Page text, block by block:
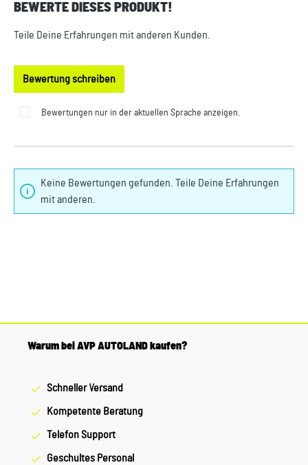
Durchschnittliche Bewertung von 0 von 5 Sternen
BEWERTE DIESES PRODUKT!
Teile Deine Erfahrungen mit anderen Kunden.
Bewertung schreiben
Bewertungen nur in der aktuellen Sprache anzeigen.
Keine Bewertungen gefunden. Teile Deine Erfahrungen
mit anderen.
Warum bei AVP AUTOLAND kaufen?
Schneller Versand
Kompetente Beratung
Telefon Support
Geschultes Personal